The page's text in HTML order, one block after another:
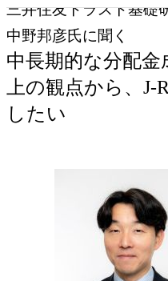
三井住友トラスト基礎
中野邦彦氏に聞く
中長期的な分配金
上の観点から、J-
したい